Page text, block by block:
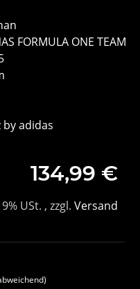
FORMULA ONE TEAM
adidas
134,99 €
USt. , zzgl. Versand